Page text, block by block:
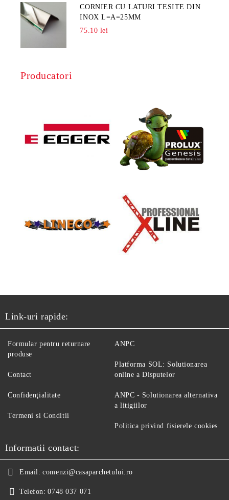
CORNIER CU LATURI TESITE DIN
INOX L=A=25MM
75.10 lei
Producatori
Link-uri rapide:
Formular pentru returnare
produse
Contact
Confidenţialitate
Termeni si Conditii
ANPC
Platforma SOL: Solutionarea
online a Disputelor
ANPC - Solutionarea alternativa
a litigiilor
Politica privind fisierele cookies
Informatii contact:
Email: comenzi@casaparchetului.ro
Telefon: 0748 037 071